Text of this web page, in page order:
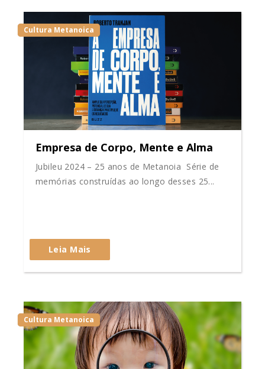
Cultura Metanoica
Empresa de Corpo, Mente e Alma
Jubileu 2024 – 25 anos de Metanoia Série de
memórias construídas ao longo desses 25...
Leia Mais
Cultura Metanoica